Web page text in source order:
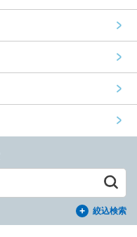
絞込検索